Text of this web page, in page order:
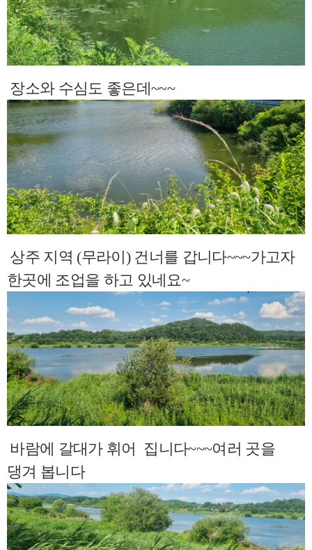
장소와 수심도 좋은데~~~
상주 지역 (무라이) 건너를 갑니다~~~가고자
한곳에 조업을 하고 있네요~
바람에 갈대가 휘어 집니다~~~여러 곳을
댕겨 봅니다